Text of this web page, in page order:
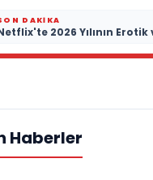
DAKIKA
Haberler